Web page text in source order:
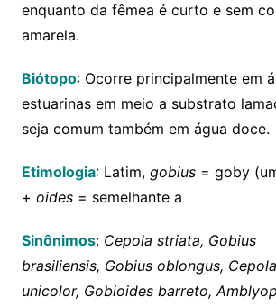
enquanto da fêmea é curto e sem
amarela.
Biótopo: Ocorre principalmente em
estuarinas em meio a substrato
seja comum também em água doce.
Etimologia: Latim, gobius= goby
+ oides= semelhante a
Sinônimos: Cepola striata, Gobius
brasiliensis, Gobius oblongus, Cepola
unicolor, Gobioides barreto,